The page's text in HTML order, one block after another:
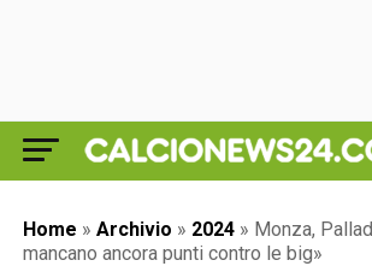
Home » Archivio » 2024 » Monza,
mancano ancora punti contro le big»